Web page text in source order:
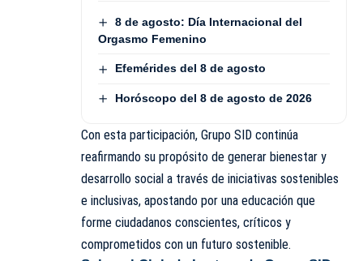
8 de agosto: Día Internacional del
Orgasmo Femenino
Efemérides del 8 de agosto
Horóscopo del 8 de agosto de 2026
Con esta participación, Grupo SID continúa
reafirmando su propósito de generar bienestar y
desarrollo social a través de iniciativas sostenibles
e inclusivas, apostando por una educación que
forme ciudadanos conscientes, críticos y
comprometidos con un futuro sostenible.